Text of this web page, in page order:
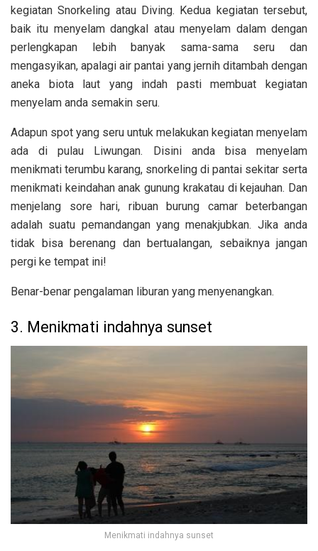
kegiatan Snorkeling atau Diving. Kedua kegiatan tersebut,
baik itu menyelam dangkal atau menyelam dalam dengan
perlengkapan lebih banyak sama-sama seru dan
mengasyikan, apalagi air pantai yang jernih ditambah dengan
aneka biota laut yang indah pasti membuat kegiatan
menyelam anda semakin seru.
Adapun spot yang seru untuk melakukan kegiatan menyelam
ada dipulau Liwungan. Disini anda bisa menyelam
menikmati terumbu karang, snorkeling di pantai sekitar serta
menikmati keindahan anak gunung krakatau di kejauhan. Dan
menjelang sore hari, ribuan burung camar beterbangan
adalah suatu pemandangan yang menakjubkan. Jika anda
tidak bisa berenang dan bertualangan, sebaiknya jangan
pergi ke tempat ini!
Benar-benar pengalaman liburan yang menyenangkan.
3. Menikmati indahnya sunset
Menikmati indahnya sunset